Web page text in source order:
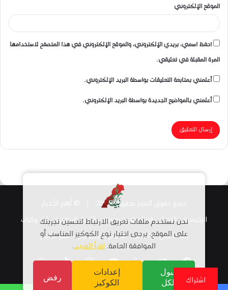
الموقع الإلكتروني
احفظ اسمي، بريدي الإلكتروني، والموقع الإلكتروني في هذا المتصفح لاستخدامها
المرة المقبلة في تعليقي.
أعلمني بمتابعة التعليقات بواسطة البريد الإلكتروني.
أعلمني بالمواضيع الجديدة بواسطة البريد الإلكتروني.
جميع حقوق النشر محفوظة 2026 |
الرئيسية
الاخبار اسلاميات مجتمع الأخبار الرياضية أراء وكتاب
قناتنا على الواتساب استمارة الانضمام – أهم الأخبار
فيسبوكتويتر لينكدإنيوتيوبانستقرامTikTokواتساب
نحن نستخدم ملفات تعريف الارتباط لتحسين تجربتك
على الموقع. يرجى اختيار نوع الكوكيز المناسب أو
الموافقة العامة.اقرأ المزيد.
قبول
الكل
إعدادات
الكوكيز
رفض اشتراك